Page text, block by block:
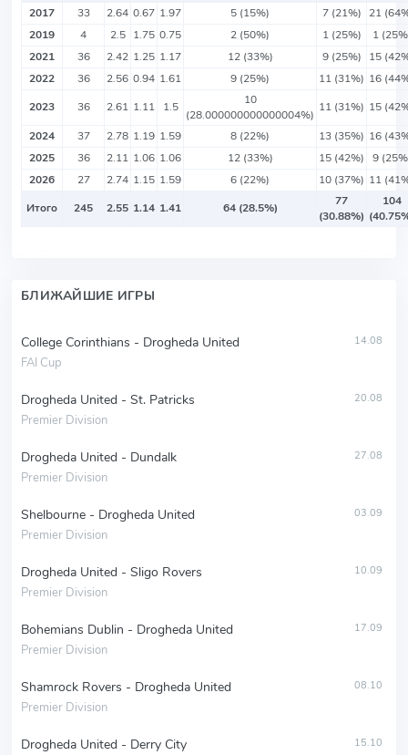
2017
33 2.64 0.67 1.97 5 (15%) 7 (21%)
21
2019
4 2.5 1.75 0.75 2 (50%) 1 (25%)
1
2021
36 2.42 1.25 1.17 12 (33%) 9 (25%)
15
2022
36 2.56 0.94 1.61 9 (25%) 11 (31%) 16
2023
36 2.61 1.11 1.5
10
(28.000000000000004%)
11 (31%) 15
2024
37 2.78 1.19 1.59 8 (22%) 13 (35%) 16
2025
36 2.11 1.06 1.06 12 (33%) 15 (42%)
9
2026
27 2.74 1.15 1.59 6 (22%) 10 (37%) 11
Итого
245 2.55 1.14 1.41 64 (28.5%)
77
(30.88%)
104
БЛИЖАЙШИЕ ИГРЫ
College Corinthians - Drogheda United
FAI Cup
14.08
Drogheda United - St. Patricks
Premier Division
20.08
Drogheda United - Dundalk
Premier Division
27.08
Shelbourne - Drogheda United
Premier Division
03.09
Drogheda United - Sligo Rovers
Premier Division
10.09
Bohemians Dublin - Drogheda United
Premier Division
17.09
Shamrock Rovers - Drogheda United
Premier Division
08.10
Drogheda United - Derry City 15.10